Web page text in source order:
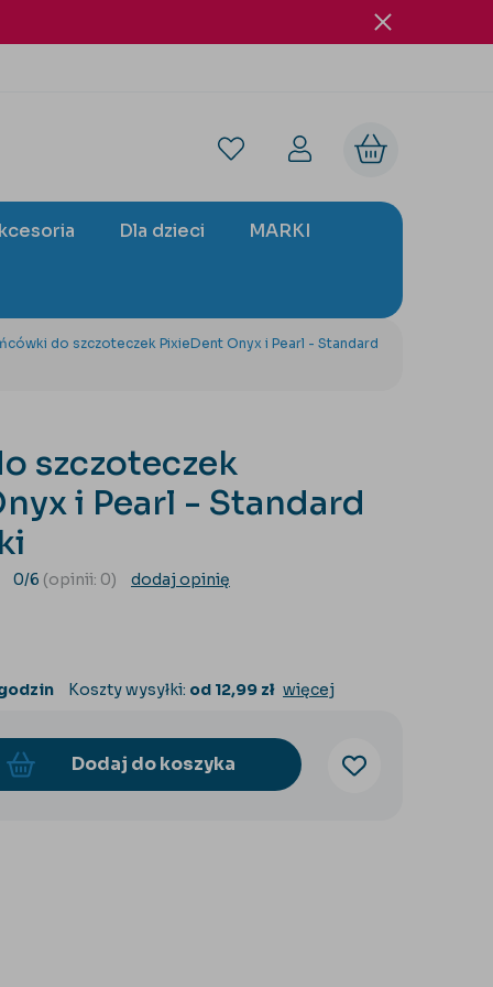
Dla dzieci MARKI
do szczoteczek PixieDent Onyx i Pearl - Standard
szczoteczek
i Pearl - Standard
0/6 (opinii: 0) dodaj opinię
Koszty wysyłki: od 12,99 zł więcej
Dodaj do koszyka